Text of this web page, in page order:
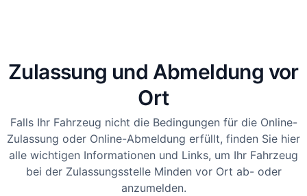
Zulassung und Abmeldung vor
Ort
Falls Ihr Fahrzeug nicht die Bedingungen für die Online-
Zulassung oder Online-Abmeldung erfüllt, finden Sie hier
alle wichtigen Informationen und Links, um Ihr Fahrzeug
bei der Zulassungsstelle Minden vor Ort ab- oder
anzumelden.